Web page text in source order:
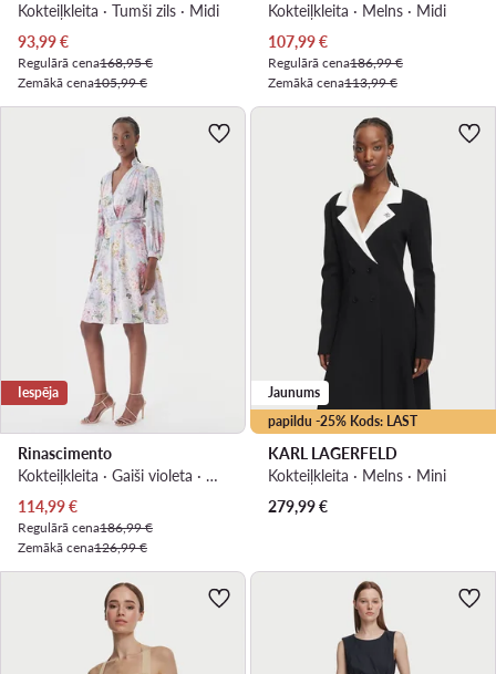
Kokteiļkleita · Tumši zils · Midi
Pašreizējā cena
93,99€
Regulārā cena168,95 €
Zemākā cena105,99 €
Kokteiļkleita · Melns · Midi
Pašreizējā cena
107,99€
Regulārā cena186,99 €
Zemākā cena113,99 €
Iespēja
Rinascimento
Kokteiļkleita · Gaiši violeta · Mini
Pašreizējā cena
114,99€
Regulārā cena186,99 €
Zemākā cena126,99 €
papildu -25% Kods: LAST
Jaunums
KARL LAGERFELD
Kokteiļkleita · Melns · Mini
279,99€